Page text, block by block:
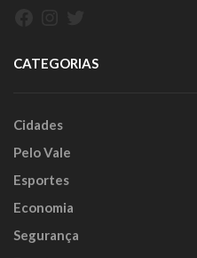
CATEGORIAS
Cidades
Pelo Vale
Esportes
Economia
Segurança